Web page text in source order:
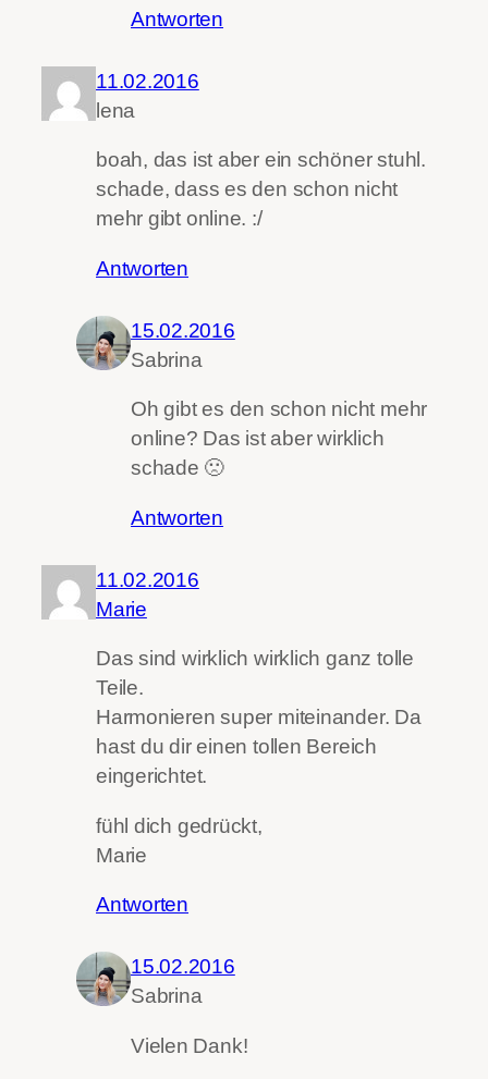
Antworten
11.02.2016
lena
boah, das ist aber ein schöner stuhl.
schade, dass es den schon nicht
mehr gibt online. :/
Antworten
15.02.2016
Sabrina
Oh gibt es den schon nicht mehr
online? Das ist aber wirklich
schade 🙁
Antworten
11.02.2016
Marie
Das sind wirklich wirklich ganz tolle
Teile.
Harmonieren super miteinander. Da
hast du dir einen tollen Bereich
eingerichtet.
fühl dich gedrückt,
Marie
Antworten
15.02.2016
Sabrina
Vielen Dank!